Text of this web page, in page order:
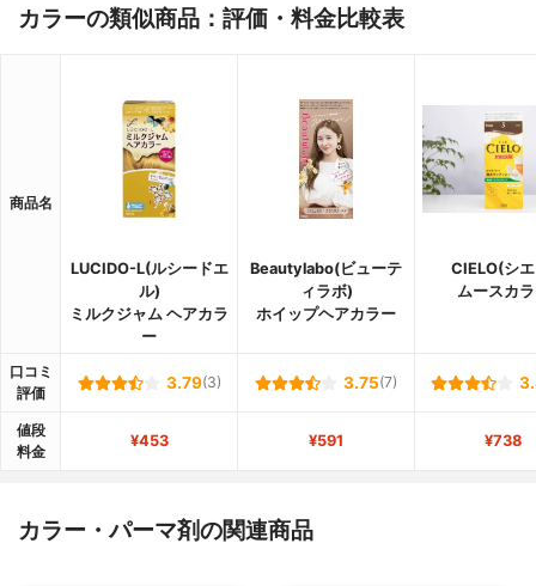
カラーの類似商品：評価・料金比較表
商品名
LUCIDO-L(ルシードエ
ル)
ミルクジャム ヘアカラ
ー
Beautylabo(ビューテ
ィラボ)
ホイップヘアカラー
CIELO(シ
ムースカ
口コミ
評価
3.79(3) 3.75(7)
値段
料金
¥453 ¥591 ¥738
カラー・パーマ剤の関連商品